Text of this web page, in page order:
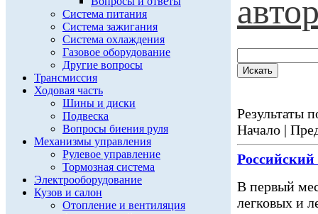
Система питания
Система зажигания
Система охлаждения
Газовое оборудование
Другие вопросы
Трансмиссия
Ходовая часть
Шины и диски
Подвеска
Вопросы биения руля
Механизмы управления
Рулевое управление
Тормозная система
Электрооборудование
Кузов и салон
Отопление и вентиляция
Результаты
Начало |
В первый
легковых и